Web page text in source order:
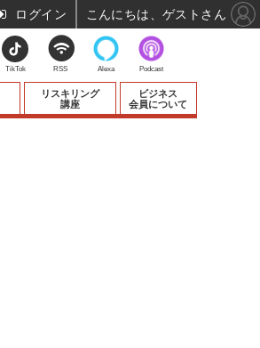
リスキリング
講座
ビジネス
会員について
TikTok RSS Alexa Podcast
ログイン こんにちは、ゲストさん